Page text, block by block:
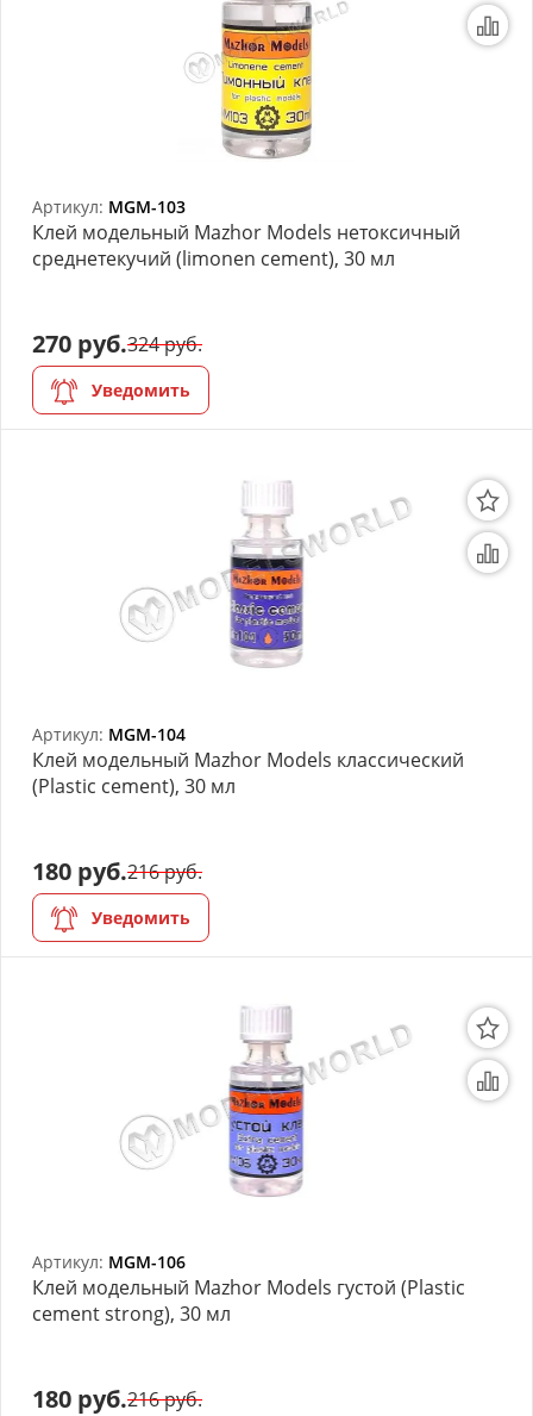
Артикул: MGM-103
Клей модельный Mazhor Models нетоксичный
среднетекучий (limonen cement), 30 мл
270 руб.324 руб.
Уведомить
Артикул: MGM-104
Клей модельный Mazhor Models классический
(Plastic cement), 30 мл
180 руб.216 руб.
Уведомить
Артикул: MGM-106
Клей модельный Mazhor Models густой (Plastic
cement strong), 30 мл
180 руб.216 руб.